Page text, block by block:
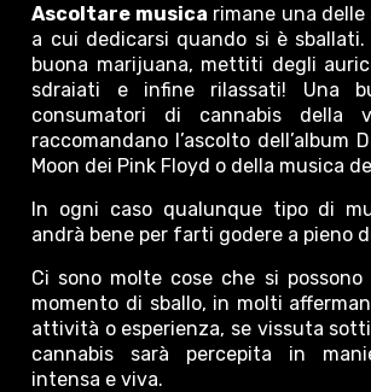
Ascoltare musica rimane una
a cui dedicarsi quando si è sballati.
buona marijuana, mettiti degli
sdraiati e infine rilassati! Una
consumatori di cannabis della
raccomandano l’ascolto dell’album
Moon dei Pink Floyd o della musica
In ogni caso qualunque tipo di
andrà bene per farti godere a pieno
Ci sono molte cose che si
momento di sballo, in molti
attività o esperienza, se vissuta
cannabis sarà percepita in
intensa e viva.